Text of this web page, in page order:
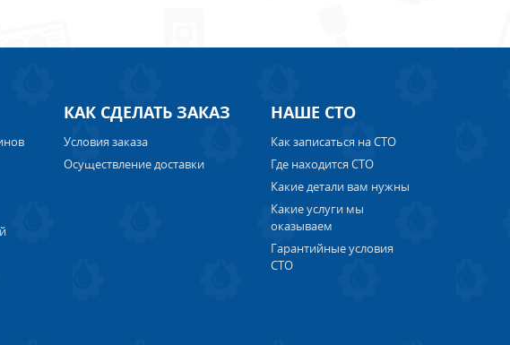
КАК СДЕЛАТЬ ЗАКАЗ
Условия заказа
Осуществление доставки
НАШЕ СТО
Как записаться на СТО
Где находится СТО
Какие детали вам нужны
Какие услуги мы
оказываем
Гарантийные условия
СТО